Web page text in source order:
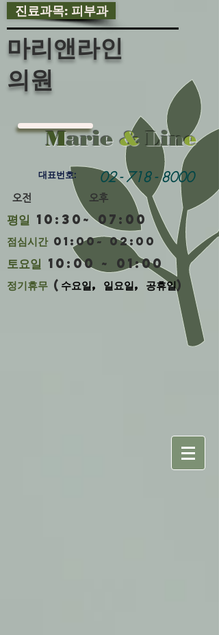
진료과목: 피부과
마리앤라인
의원
Marie&Line
대표번호: 02 - 718 - 8000
​ 오전 오후
평일 10:30~ 07:00
​점심시간01:00~ 02:00
토요일 10:00 ~ 01:00
정기휴무 ( 수요일, 일요일, 공휴일)